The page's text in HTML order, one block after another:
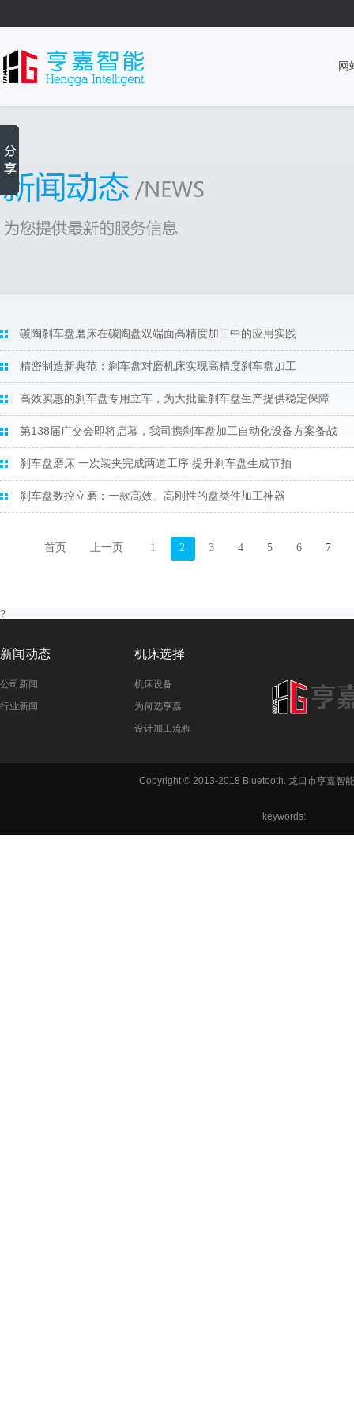
网
碳陶刹车盘磨床在碳陶盘双端面高精度加工中的应用实践
精密制造新典范：刹车盘对磨机床实现高精度刹车盘加工
高效实惠的刹车盘专用立车，为大批量刹车盘生产提供稳定保障
第138届广交会即将启幕，我司携刹车盘加工自动化设备方案备战
刹车盘磨床 一次装夹完成两道工序 提升刹车盘生成节拍
刹车盘数控立磨：一款高效、高刚性的盘类件加工神器
首页 上一页 1 2 3 4 5 6 7
?
新闻动态
公司新闻
行业新闻
机床选择
机床设备
为何选亨嘉
设计加工流程
Copyright © 2013-2018 Bluetooth. 龙口市亨嘉智
keywords: